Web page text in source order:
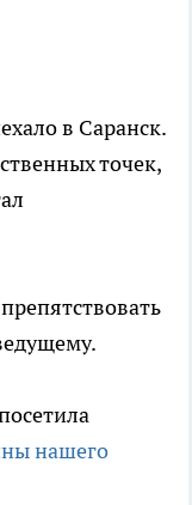
в Саранск.
точек,
нашего